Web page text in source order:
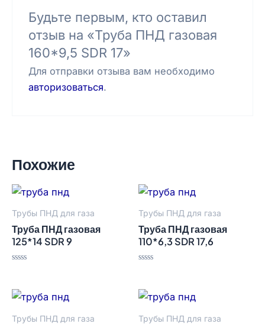
Будьте первым, кто оставил
отзыв на «Труба ПНД газовая
160*9,5 SDR 17»
Для отправки отзыва вам необходимо
авторизоваться.
Похожие
Трубы ПНД для газа
Труба ПНД газовая
125*14 SDR 9
5
Трубы ПНД для газа
Труба ПНД газовая
110*6,3 SDR 17,6
5
Трубы ПНД для газа Трубы ПНД для газа